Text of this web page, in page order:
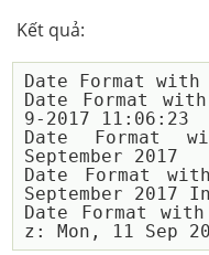
Kết quả:
Date Format with
Date Format
9-2017 11:06:23
Date Format
September 2017
Date Format
September 2017
Date Format with